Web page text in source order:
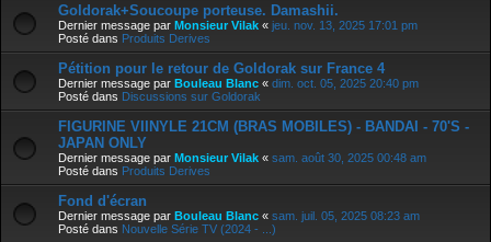
Goldorak+Soucoupe porteuse. Damashii.
Dernier message par Monsieur Vilak « jeu. nov. 13, 2025 17:01 pm
Posté dans Produits Derives
Pétition pour le retour de Goldorak sur France 4
Dernier message par Bouleau Blanc « dim. oct. 05, 2025 20:40 pm
Posté dans Discussions sur Goldorak
FIGURINE VIINYLE 21CM (BRAS MOBILES) - BANDAI - 70'S -
JAPAN ONLY
Dernier message par Monsieur Vilak « sam. août 30, 2025 00:48 am
Posté dans Produits Derives
Fond d'écran
Dernier message par Bouleau Blanc « sam. juil. 05, 2025 08:23 am
Posté dans Nouvelle Série TV (2024 - ...)